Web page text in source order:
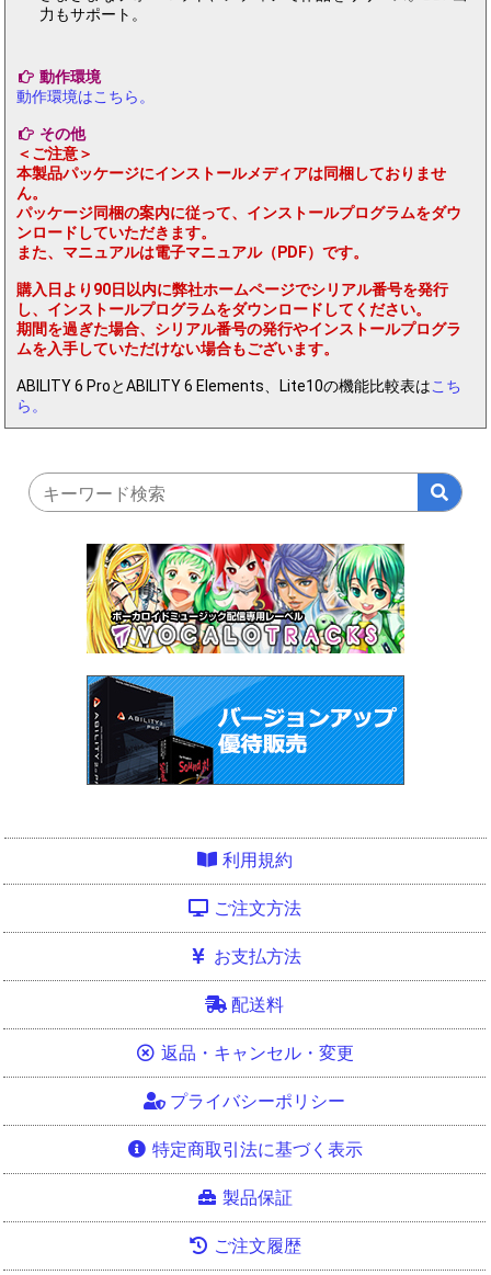
力もサポート。
動作環境
動作環境はこちら。
その他
＜ご注意＞
本製品パッケージにインストールメディアは同梱しておりませ
ん。
パッケージ同梱の案内に従って、インストールプログラムをダウ
ンロードしていただきます。
また、マニュアルは電子マニュアル（PDF）です。
購入日より90日以内に弊社ホームページでシリアル番号を発行
し、インストールプログラムをダウンロードしてください。
期間を過ぎた場合、シリアル番号の発行やインストールプログラ
ムを入手していただけない場合もございます。
ABILITY 6 ProとABILITY 6 Elements、Lite10の機能比較表はこち
ら。
利用規約
ご注文方法
お支払方法
配送料
返品・キャンセル・変更
プライバシーポリシー
特定商取引法に基づく表示
製品保証
ご注文履歴